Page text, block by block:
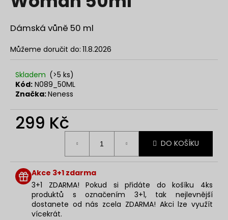
z
hvězdiček.
Dámská vůně 50 ml
Můžeme doručit do: 11.8.2026
Skladem (>5 ks)
Kód: N089_50ML
Značka:Neness
299 Kč
DO KOŠÍKU
Akce 3+1 zdarma
3+1 ZDARMA! Pokud si přidáte do košíku 4ks
produktů s označením 3+1, tak nejlevnější
dostanete od nás zcela ZDARMA! Akci lze využít
vícekrát.
j
e
m
e
NENESS
NENESSSI
129
Kč